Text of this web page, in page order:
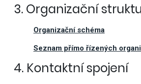
3. Organizační
Organizační schéma
Seznam přímo řízených
4. Kontaktní spojení